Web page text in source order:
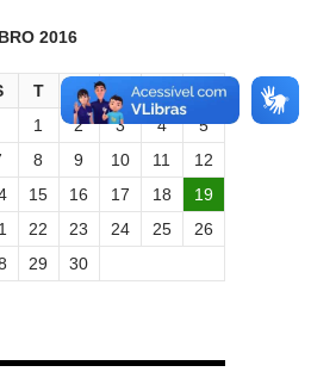
2016
T Q Q S
S
1
2 3 4
5
8 9 10 11
12
15 16 17 18
19
22 23 24 25
26
29
30